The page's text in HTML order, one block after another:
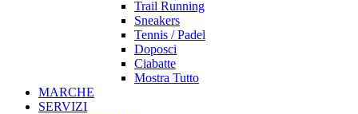
Trail Running
Sneakers
Tennis / Padel
Doposci
Ciabatte
Mostra Tutto
MARCHE
SERVIZI